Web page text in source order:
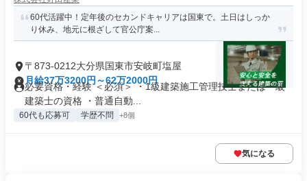
60代活躍中！定年後のセカンドキャリアは国東で。土日はしっか
り休み、地元に根ざして官公庁案...
〒873-0212大分県国東市安岐町塩屋
月給37万3200円～62万2000円
必要資格・経験 ＜必須＞ ・1級建築施工管理技士または一級
建築士の資格 ・普通自動...
60代も応募可 学歴不問 +8個
気になる